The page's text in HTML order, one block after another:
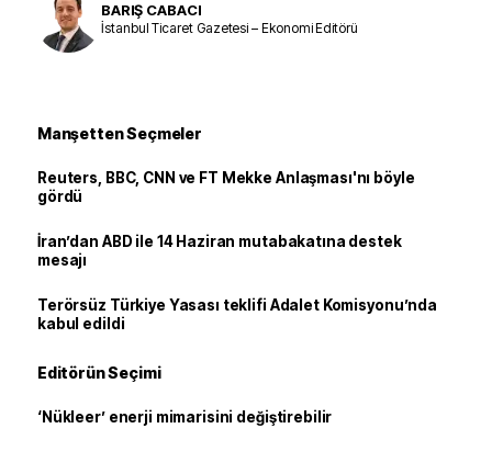
BARIŞ CABACI
İstanbul Ticaret Gazetesi – Ekonomi Editörü
Manşetten Seçmeler
Reuters, BBC, CNN ve FT Mekke Anlaşması'nı böyle
gördü
İran’dan ABD ile 14 Haziran mutabakatına destek
mesajı
Terörsüz Türkiye Yasası teklifi Adalet Komisyonu’nda
kabul edildi
Editörün Seçimi
‘Nükleer’ enerji mimarisini değiştirebilir